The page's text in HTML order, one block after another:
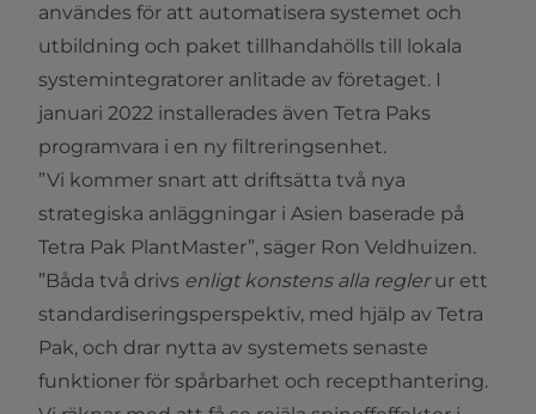
användes för att automatisera systemet och
utbildning och paket tillhandahölls till lokala
systemintegratorer anlitade av företaget. I
januari 2022 installerades även Tetra Paks
programvara i en ny filtreringsenhet.
”Vi kommer snart att driftsätta två nya
strategiska anläggningar i Asien baserade på
Tetra Pak PlantMaster”, säger Ron Veldhuizen.
”Båda två drivs enligt konstens alla reglerur ett
standardiseringsperspektiv, med hjälp av Tetra
Pak, och drar nytta av systemets senaste
funktioner för spårbarhet och recepthantering.